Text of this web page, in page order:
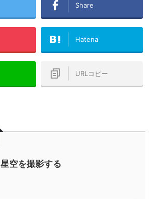
Share
Hatena
URLコピー
星空を撮影する